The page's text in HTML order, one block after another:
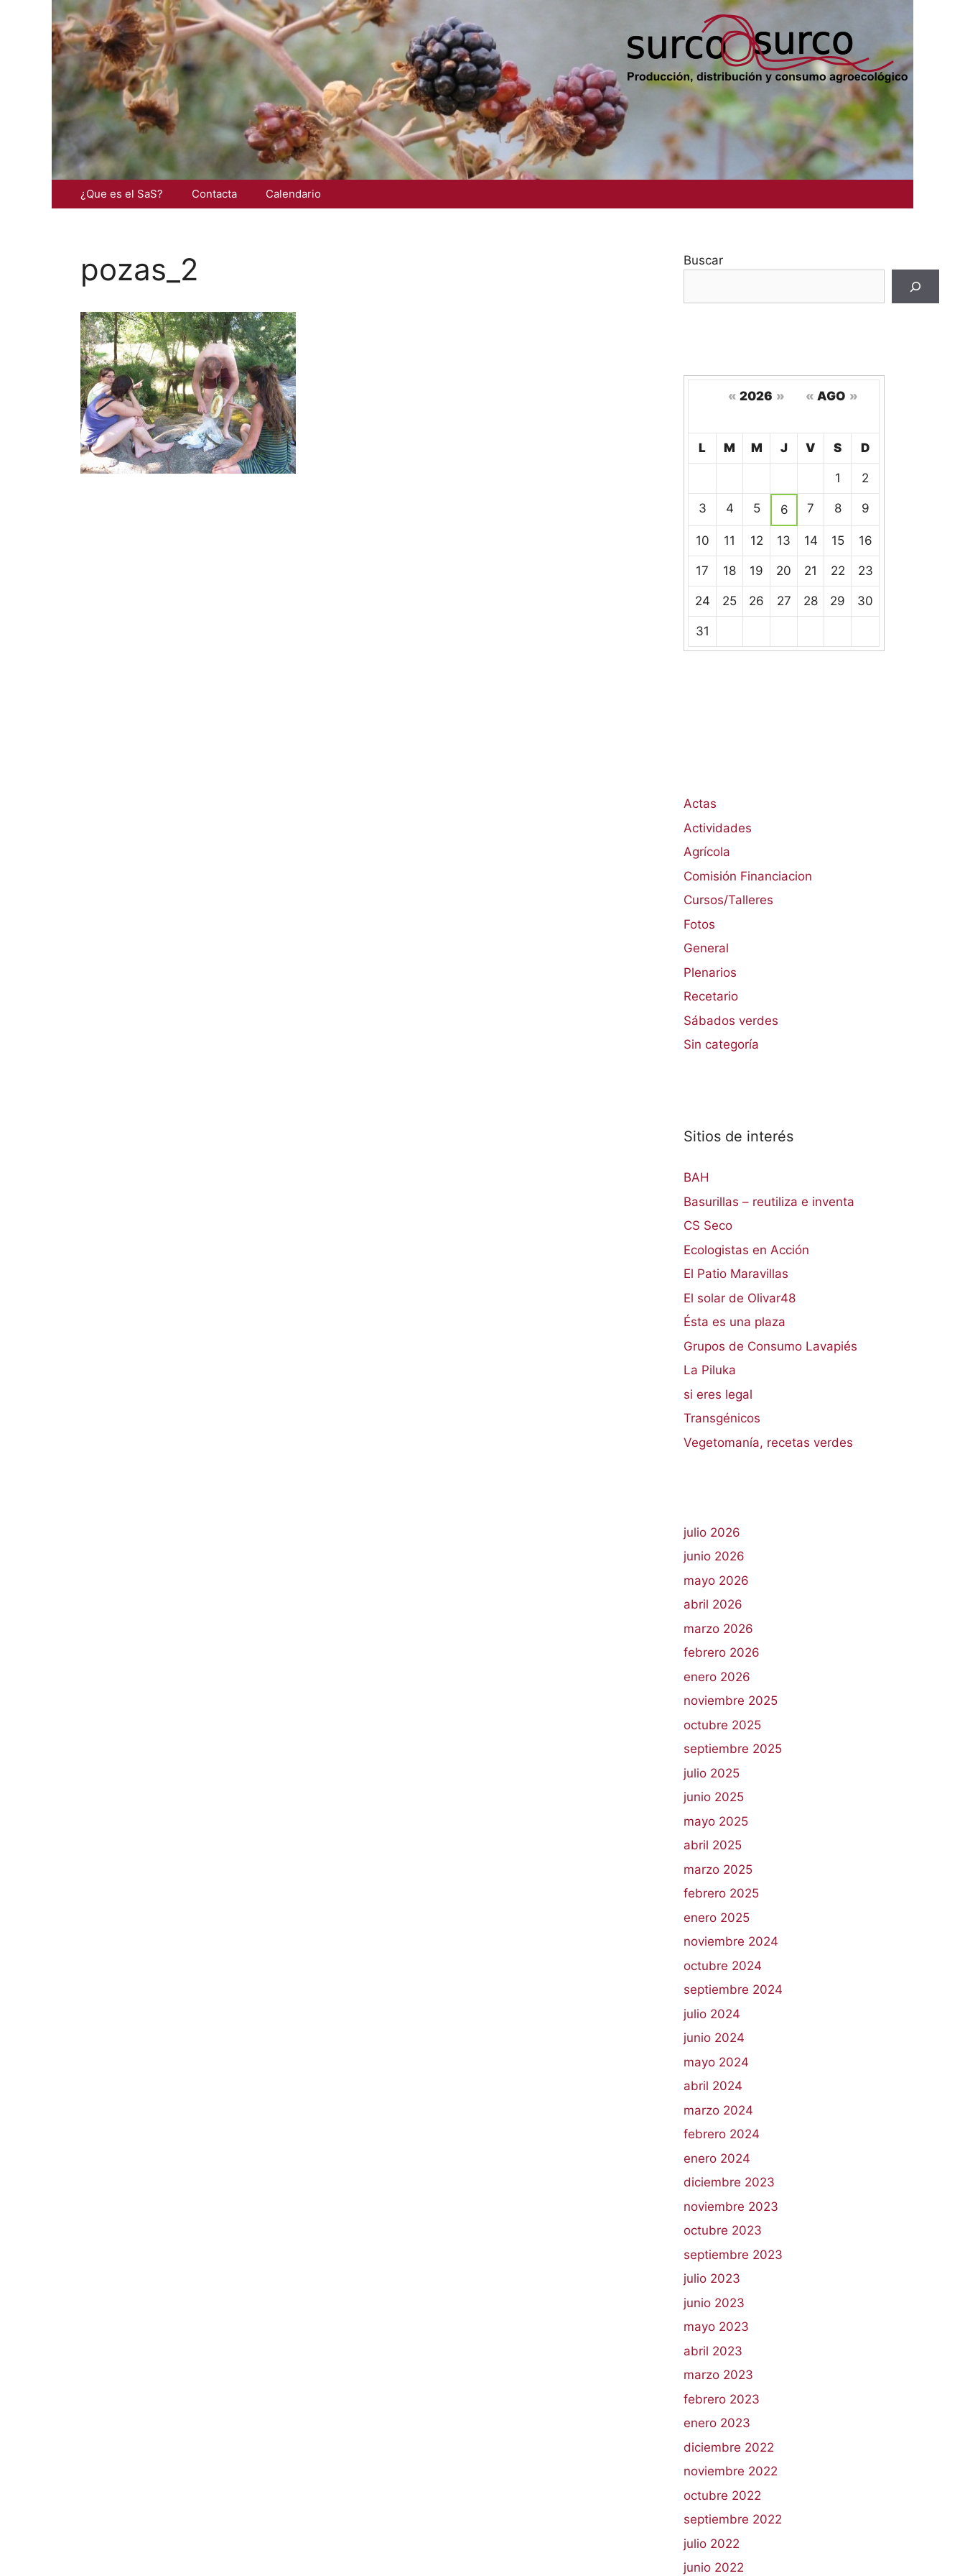
contenido
¿Que es el SaS? Contacta Calendario
pozas_2 Buscar
calendario
de
eventos
« 2026 » « AGO »
L M M J V S D
1 2
3 4 5 6 7 8 9
10 11 12 13 14 15 16
17 18 19 20 21 22 23
24 25 26 27 28 29 30
31
Actas
Actividades
Agrícola
Comisión Financiacion
Cursos/Talleres
Fotos
General
Plenarios
Recetario
Sábados verdes
Sin categoría
Sitios de interés
BAH
Basurillas – reutiliza e inventa
CS Seco
Ecologistas en Acción
El Patio Maravillas
El solar de Olivar48
Ésta es una plaza
Grupos de Consumo Lavapiés
La Piluka
si eres legal
Transgénicos
Vegetomanía, recetas verdes
julio 2026
junio 2026
mayo 2026
abril 2026
marzo 2026
febrero 2026
enero 2026
noviembre 2025
octubre 2025
septiembre 2025
julio 2025
junio 2025
mayo 2025
abril 2025
marzo 2025
febrero 2025
enero 2025
noviembre 2024
octubre 2024
septiembre 2024
julio 2024
junio 2024
mayo 2024
abril 2024
marzo 2024
febrero 2024
enero 2024
diciembre 2023
noviembre 2023
octubre 2023
septiembre 2023
julio 2023
junio 2023
mayo 2023
abril 2023
marzo 2023
febrero 2023
enero 2023
diciembre 2022
noviembre 2022
octubre 2022
septiembre 2022
julio 2022
junio 2022